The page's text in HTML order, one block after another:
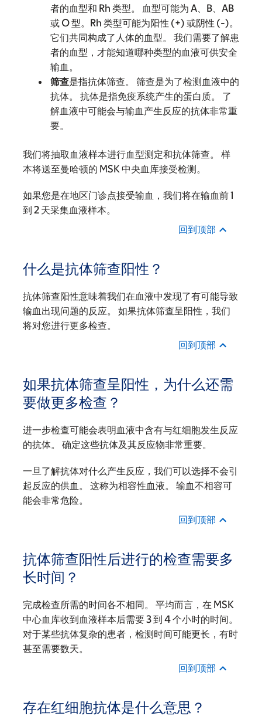
者的血型和 Rh 类型。 血型可能为 A、B、AB
或 O 型。Rh 类型可能为阳性 (+) 或阴性 (-)。
它们共同构成了人体的血型。 我们需要了解患
者的血型，才能知道哪种类型的血液可供安全
输血。
筛查是指抗体筛查。 筛查是为了检测血液中的
抗体。 抗体是指免疫系统产生的蛋白质。 了
解血液中可能会与输血产生反应的抗体非常重
要。
我们将抽取血液样本进行血型测定和抗体筛查。 样
本将送至曼哈顿的 MSK 中央血库接受检测。
如果您是在地区门诊点接受输血，我们将在输血前 1
到 2 天采集血液样本。
回到顶部
什么是抗体筛查阳性？
抗体筛查阳性意味着我们在血液中发现了有可能导致
输血出现问题的反应。 如果抗体筛查呈阳性，我们
将对您进行更多检查。
回到顶部
如果抗体筛查呈阳性，为什么还需
要做更多检查？
进一步检查可能会表明血液中含有与红细胞发生反应
的抗体。 确定这些抗体及其反应物非常重要。
一旦了解抗体对什么产生反应，我们可以选择不会引
起反应的供血。 这称为相容性血液。 输血不相容可
能会非常危险。
回到顶部
抗体筛查阳性后进行的检查需要多
长时间？
完成检查所需的时间各不相同。 平均而言，在 MSK
中心血库收到血液样本后需要 3 到 4 个小时的时间。
对于某些抗体复杂的患者，检测时间可能更长，有时
甚至需要数天。
回到顶部
存在红细胞抗体是什么意思？